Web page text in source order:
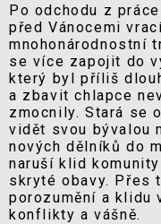
Po odchodu z
před Vánocemi
mnohonárodnostní
se více zapojit do
který byl příliš
a zbavit chlapce
zmocnily. Stará se
vidět svou bývalou
nových dělníků do
naruší klid
skryté obavy. Přes
porozumění a klidu
konflikty a vášně.